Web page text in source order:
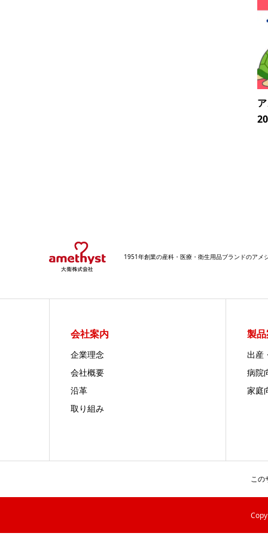
1951年創業の産科・医療・衛生用品ブランドのアメ
会社案内
企業理念
会社概要
沿革
取り組み
製
出産
病院
家庭
この